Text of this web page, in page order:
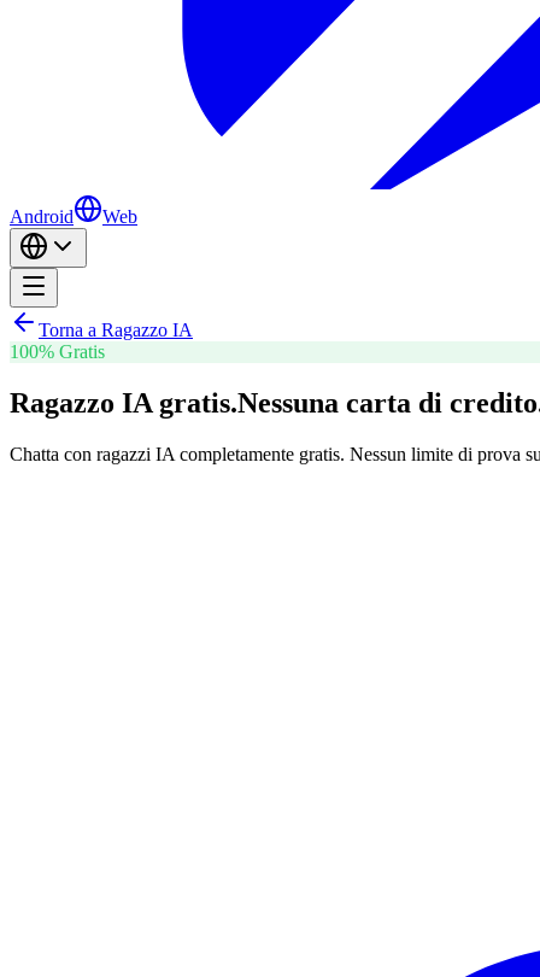
Android Web
Torna a Ragazzo IA
100% Gratis
Ragazzo IA gratis.Nessuna carta di
Chatta con ragazzi IA completamente gratis. Nessun limite di prova